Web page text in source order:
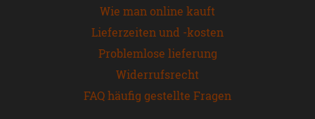
Wie man online kauft
Lieferzeiten und -kosten
Problemlose lieferung
Widerrufsrecht
FAQ häufig gestellte Fragen